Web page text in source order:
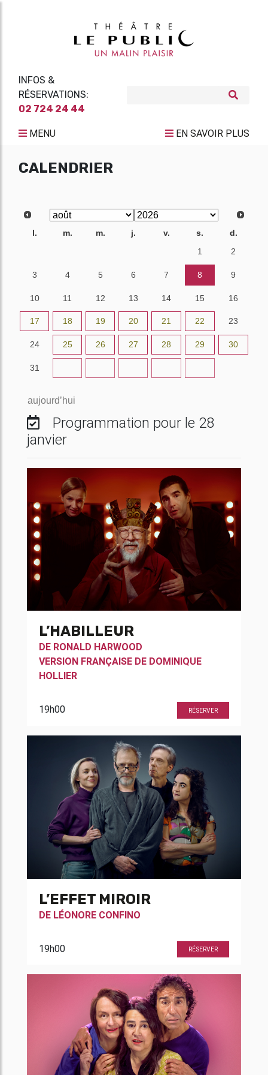
INFOS &
RÉSERVATIONS:
02 724 24 44
MENU EN SAVOIR PLUS
CALENDRIER
l. m. m. j. v. s.
d.
1 2
3 4 5 6 7 8 9
10 11 12 13 14 15 16
17 18 19 20 21 22 23
24 25 26 27 28 29 30
31
aujourd’hui
Programmation pour le 28
janvier
L’HABILLEUR
DE RONALD HARWOOD
VERSION FRANÇAISE DE DOMINIQUE
HOLLIER
19h00 RÉSERVER
L’EFFET MIROIR
DE LÉONORE CONFINO
19h00 RÉSERVER